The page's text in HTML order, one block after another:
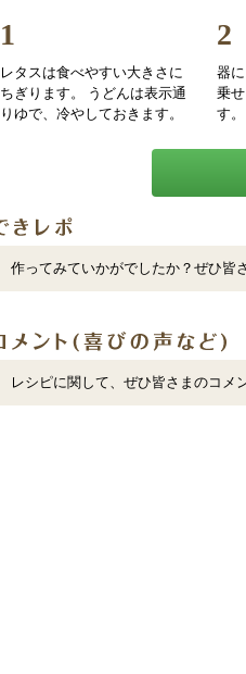
1
レタスは食べやすい大きさに
ちぎります。 うどんは表示通
りゆで、冷やしておきます。
2
器
乗
す。
作ってみていかがでしたか？ぜひ皆
レシピに関して、ぜひ皆さまのコメ